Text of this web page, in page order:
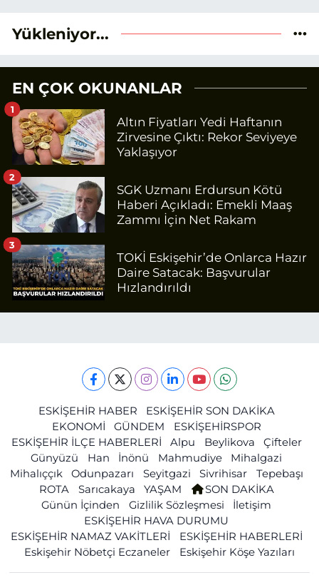
Haberlerimde güncel verileri ve
okuyucu odaklı yaklaşımı temel
alıyorum.
Yükleniyor...
EN ÇOK OKUNANLAR
Altın Fiyatları Yedi Haftanın
Zirvesine Çıktı: Rekor Seviyeye
Yaklaşıyor
1
SGK Uzmanı Erdursun Kötü
Haberi Açıkladı: Emekli Maaş
Zammı İçin Net Rakam
2
TOKİ Eskişehir’de Onlarca Hazır
Daire Satacak: Başvurular
Hızlandırıldı
3
ESKİŞEHİR HABER
ESKİŞEHİR SON DAKİKA
EKONOMİ
GÜNDEM
ESKİŞEHİRSPOR
ESKİŞEHİR İLÇE HABERLERİ
Alpu Beylikova
Çifteler
Günyüzü
Han İnönü Mahmudiye
Mihalgazi
Mihalıççık
Odunpazarı Seyitgazi Sivrihisar
Tepebaşı
ROTA
Sarıcakaya YAŞAM
SON DAKİKA
Günün İçinden
Gizlilik Sözleşmesi
İletişim
ESKİŞEHİR HAVA DURUMU
ESKİŞEHİR NAMAZ VAKİTLERİ
ESKİŞEHİR HABERLERİ
Eskişehir Nöbetçi Eczaneler
Eskişehir Köşe Yazıları